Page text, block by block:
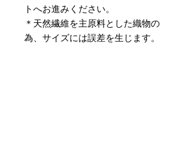
トへお進みください。
＊天然繊維を主原料とした織物の
為、サイズには誤差を生じます。